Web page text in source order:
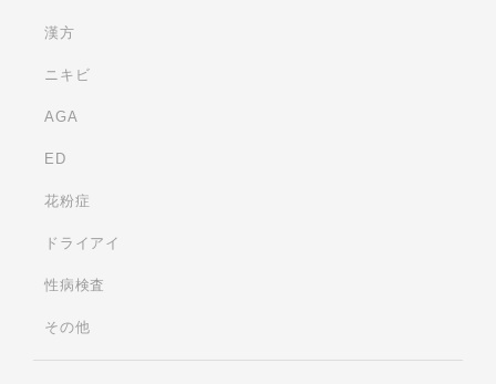
漢方
ニキビ
AGA
ED
花粉症
ドライアイ
性病検査
その他